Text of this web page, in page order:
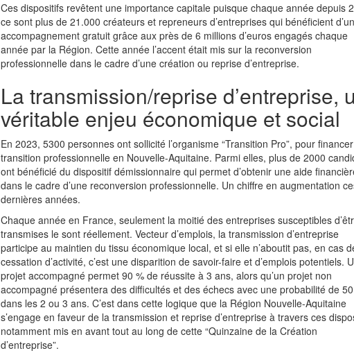
Ces dispositifs revêtent une importance capitale puisque chaque année depuis
ce sont plus de 21.000 créateurs et repreneurs d’entreprises qui bénéficient d’un
accompagnement gratuit grâce aux près de 6 millions d’euros engagés chaque
année par la Région. Cette année l’accent était mis sur la reconversion
professionnelle dans le cadre d’une création ou reprise d’entreprise.
La transmission/reprise d’entreprise,
véritable enjeu économique et social
En 2023, 5300 personnes ont sollicité l’organisme “Transition Pro”, pour
transition professionnelle en Nouvelle-Aquitaine. Parmi elles, plus de 2000
ont bénéficié du dispositif démissionnaire qui permet d’obtenir une aide
dans le cadre d’une reconversion professionnelle. Un chiffre en augmentation
dernières années.
Chaque année en France, seulement la moitié des entreprises susceptibles
transmises le sont réellement. Vecteur d’emplois, la transmission d’entreprise
participe au maintien du tissu économique local, et si elle n’aboutit pas, en cas
cessation d’activité, c’est une disparition de savoir-faire et d’emplois potentiels.
projet accompagné permet 90 % de réussite à 3 ans, alors qu’un projet non
accompagné présentera des difficultés et des échecs avec une probabilité de
dans les 2 ou 3 ans. C’est dans cette logique que la Région Nouvelle-Aquitaine
s’engage en faveur de la transmission et reprise d’entreprise à travers ces
notamment mis en avant tout au long de cette “Quinzaine de la Création
d’entreprise”.